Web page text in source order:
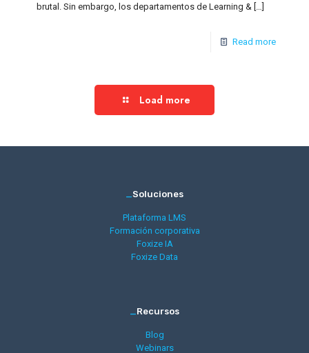
brutal. Sin embargo, los departamentos de Learning &
Read more
Load more
Soluciones
Plataforma LMS
Formación corporativa
Foxize IA
Foxize Data
Recursos
Blog
Webinars